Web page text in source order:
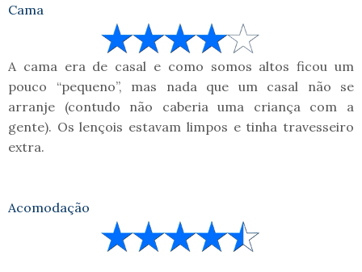
Cama
A cama era de casal e como somos altos ficou um
pouco “pequeno”, mas nada que um casal não se
arranje (contudo não caberia uma criança com a
gente). Os lençois estavam limpos e tinha travesseiro
extra.
Acomodação